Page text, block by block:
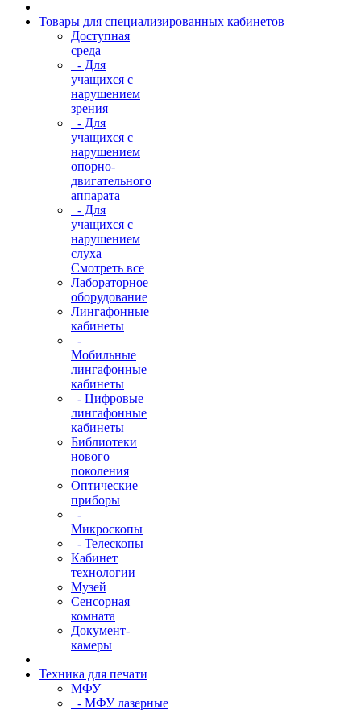
Товары для специализированных кабинетов
Доступная
среда
- Для
учащихся с
нарушением
зрения
- Для
учащихся с
нарушением
опорно-
двигательного
аппарата
- Для
учащихся с
нарушением
слуха
Смотреть все
Лабораторное
оборудование
Лингафонные
кабинеты
-
Мобильные
лингафонные
кабинеты
- Цифровые
лингафонные
кабинеты
Библиотеки
нового
поколения
Оптические
приборы
-
Микроскопы
- Телескопы
Кабинет
технологии
Музей
Сенсорная
комната
Документ-
камеры
Техника для печати
МФУ
- МФУ лазерные